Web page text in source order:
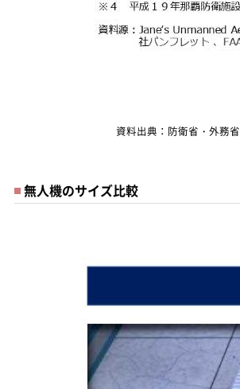
資料出典：防衛省・外務省
無人機のサイズ比較